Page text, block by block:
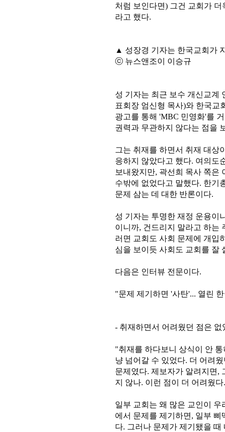
처럼 보인다면) 그건 교회가
라고 했다.
▲ 성장경 기자는 한국교회가
ⓒ 뉴스앤조이 이승규
성 기자는 최근 보수 개신교계
표회장 엄신형 목사)와 한국교
광고를 통해 'MBC 민영화'를
권력과 무관하지 않다는 점을
그는 취재를 하면서 취재 대상
응하지 않았다고 했다. 여의도
보내왔지만, 곽선희 목사 쪽은
수밖에 없었다고 말했다. 한기
문제 삼는 데 대한 반론이다.
성 기자는 투명한 재정 운용이
이니까, 건드리지 말라고 하는
러면 교회도 사회 문제에 개입
심을 보이듯 사회도 교회를 잘
다음은 인터뷰 전문이다.
"문제 제기하면 '사탄'... 열린
- 취재하면서 어려웠던 점은 없
"취재를 하다보니 상식이 안
냥 넘어갈 수 있었다. 더 어려
문제였다. 제보자가 알려지면,
지 않나. 이런 점이 더 어려웠다.
일부 교회는 왜 많은 교인이
에서 문제를 제기하면, 일부
다. 그러나 문제가 제기됐을